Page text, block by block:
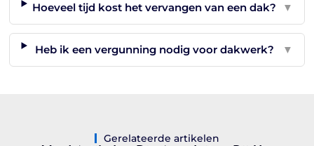
Hoeveel tijd kost het vervangen van een dak? ▼
Heb ik een vergunning nodig voor dakwerk? ▼
Gerelateerde artikelen